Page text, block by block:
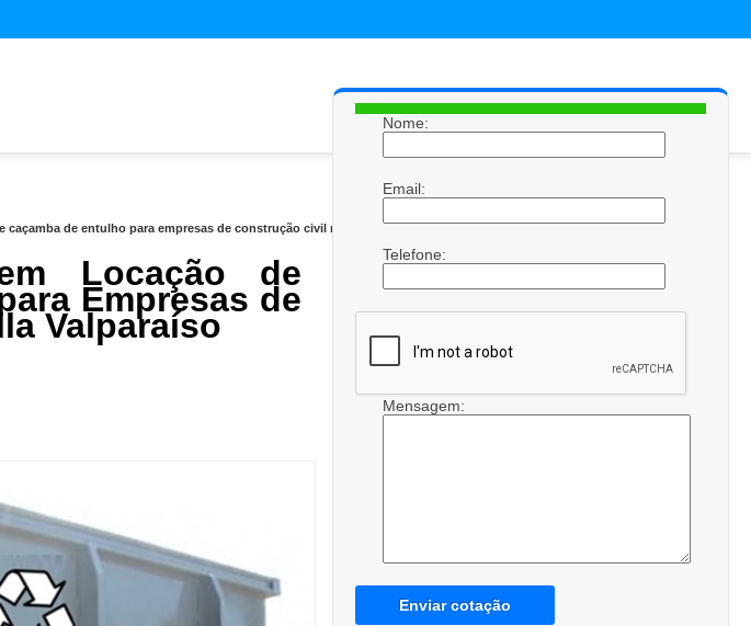
caçamba de entulho para empresas de construção civil na Vila Valparaíso
Locação de
Empresas de
Valparaíso
Nome:
Email:
Telefone:
Mensagem:
Enviar cotação